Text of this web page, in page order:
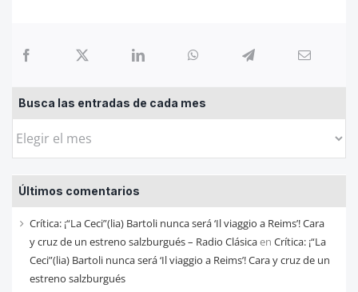
Busca las entradas de cada mes
Busca
entradas
de
cada
mes
Últimos comentarios
Crítica: ¡“La Ceci”(lia) Bartoli nunca será ‘Il viaggio a Reims’! Cara
y cruz de un estreno salzburgués – Radio Clásicaen Crítica: ¡“La
Ceci”(lia) Bartoli nunca será ‘Il viaggio a Reims’! Cara y cruz de un
estreno salzburgués